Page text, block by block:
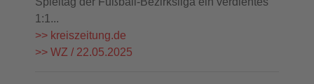
1:1...
>> kreiszeitung.de
>> WZ / 22.05.2025